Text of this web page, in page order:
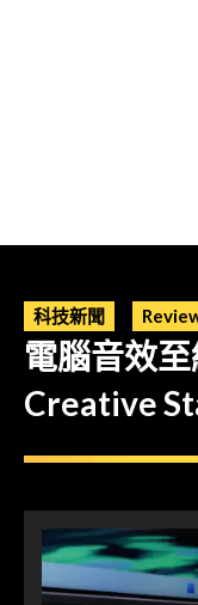
科技新聞
電腦音效
Creative